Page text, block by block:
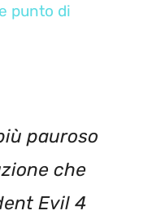
punto di
pauroso
che
Evil 4